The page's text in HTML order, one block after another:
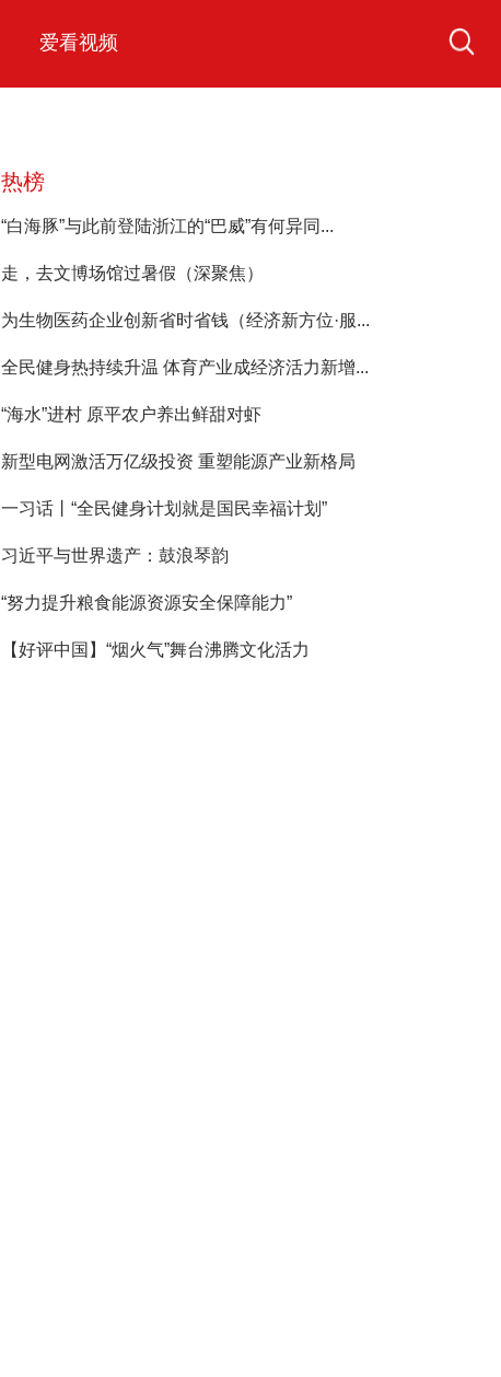
爱看视频
热榜
“白海豚”与此前登陆浙江的“巴威”有何异同...
走，去文博场馆过暑假（深聚焦）
为生物医药企业创新省时省钱（经济新方位·服...
全民健身热持续升温 体育产业成经济活力新增...
“海水”进村 原平农户养出鲜甜对虾
新型电网激活万亿级投资 重塑能源产业新格局
一习话丨“全民健身计划就是国民幸福计划”
习近平与世界遗产：鼓浪琴韵
“努力提升粮食能源资源安全保障能力”
【好评中国】“烟火气”舞台沸腾文化活力